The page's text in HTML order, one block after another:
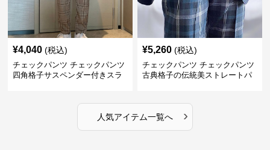
¥4,040 (税込)
チェックパンツ チェックパンツ
四角格子サスペンダー付きスラ
¥5,260 (税込)
チェックパンツ チェックパンツ
古典格子の伝統美ストレートパ
人気アイテム一覧へ ›